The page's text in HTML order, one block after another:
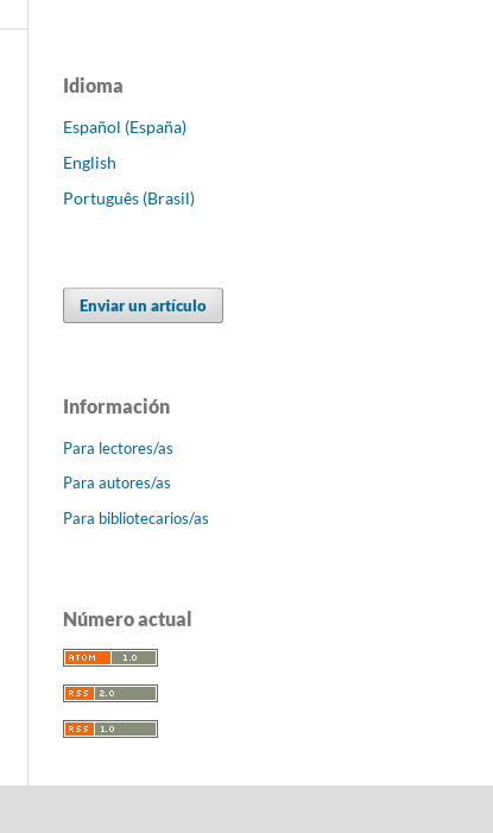
Idioma
Español (España)
English
Português (Brasil)
Enviar un artículo
Información
Para lectores/as
Para autores/as
Para bibliotecarios/as
Número actual